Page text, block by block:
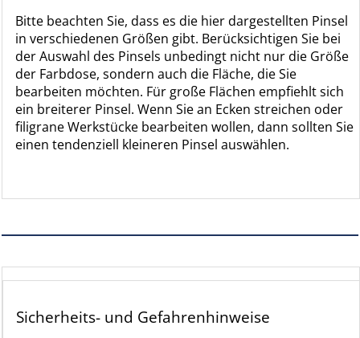
Bitte beachten Sie, dass es die hier dargestellten Pinsel
in verschiedenen Größen gibt. Berücksichtigen Sie bei
der Auswahl des Pinsels unbedingt nicht nur die Größe
der Farbdose, sondern auch die Fläche, die Sie
bearbeiten möchten. Für große Flächen empfiehlt sich
ein breiterer Pinsel. Wenn Sie an Ecken streichen oder
filigrane Werkstücke bearbeiten wollen, dann sollten Sie
einen tendenziell kleineren Pinsel auswählen.
Sicherheits- und Gefahrenhinweise